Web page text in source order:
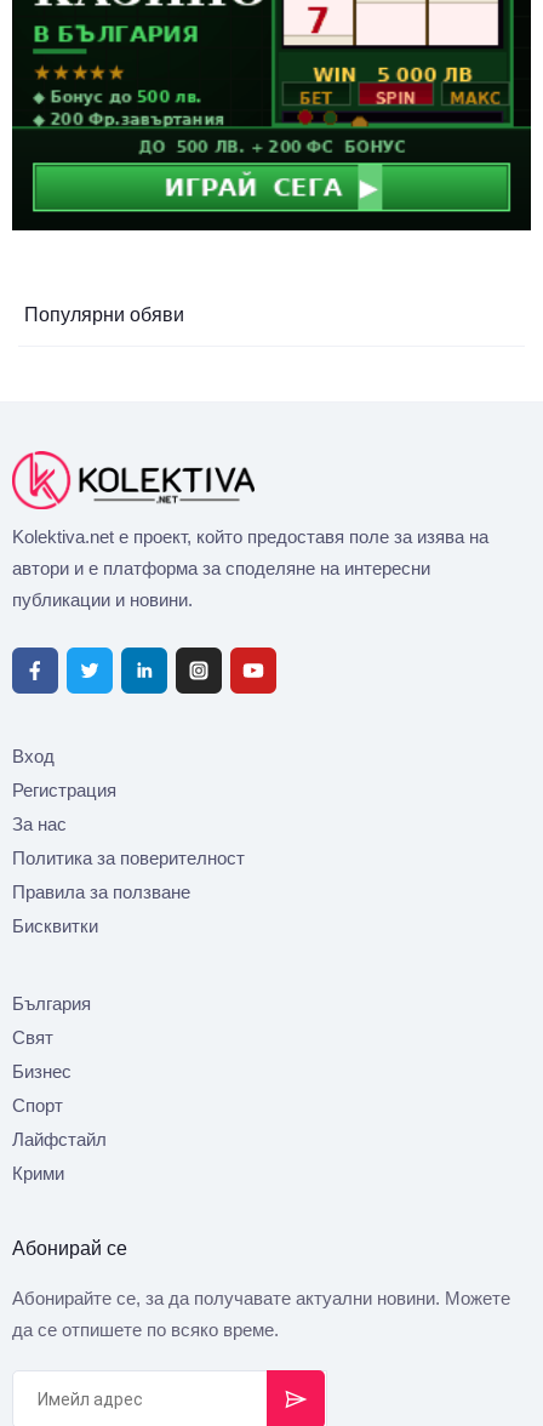
Популярни обяви
Kolektiva.net е проект, който предоставя поле за изява на
автори и е платформа за споделяне на интересни
публикации и новини.
Вход
Регистрация
За нас
Политика за поверителност
Правила за ползване
Бисквитки
България
Свят
Бизнес
Спорт
Лайфстайл
Крими
Абонирай се
Абонирайте се, за да получавате актуални новини. Можете
да се отпишете по всяко време.